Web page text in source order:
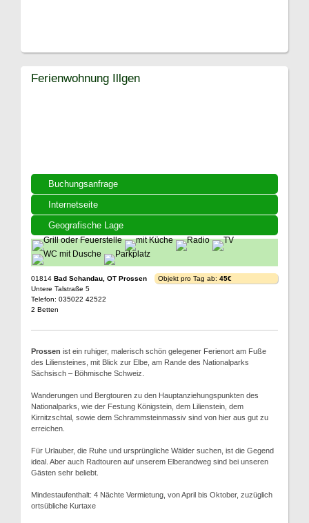
Buchungsanfrage
Internetseite
Geografische Lage
Ferienwohnung Illgen
01814 Bad Schandau, OT Prossen
Untere Talstraße 5
Telefon: 035022 42522
2 Betten
Objekt pro Tag ab: 45€
Prossen ist ein ruhiger, malerisch schön gelegener Ferienort am Fuße
des Liliensteines, mit Blick zur Elbe, am Rande des Nationalparks
Sächsisch – Böhmische Schweiz.
Wanderungen und Bergtouren zu den Hauptanziehungspunkten des
Nationalparks, wie der Festung Königstein, dem Lilienstein, dem
Kirnitzschtal, sowie dem Schrammsteinmassiv sind von hier aus gut zu
erreichen.
Für Urlauber, die Ruhe und ursprüngliche Wälder suchen, ist die Gegend
ideal. Aber auch Radtouren auf unserem Elberandweg sind bei unseren
Gästen sehr beliebt.
Mindestaufenthalt: 4 Nächte Vermietung, von April bis Oktober, zuzüglich
ortsübliche Kurtaxe